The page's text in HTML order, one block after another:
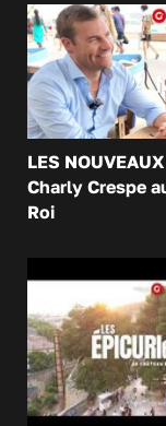
LES
Charly Crespe
Roi